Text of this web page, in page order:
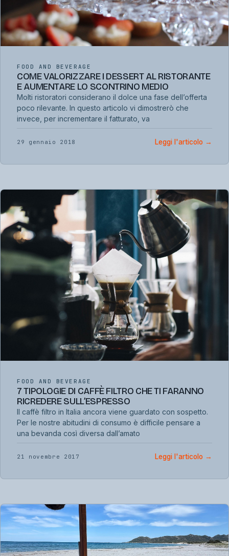
FOOD AND BEVERAGE
COME VALORIZZARE I DESSERT AL RISTORANTE
E AUMENTARE LO SCONTRINO MEDIO
Molti ristoratori considerano il dolce una fase dell’offerta
poco rilevante. In questo articolo vi dimostrerò che
invece, per incrementare il fatturato, va
29 gennaio 2018 Leggi l'articolo →
FOOD AND BEVERAGE
7 TIPOLOGIE DI CAFFÈ FILTRO CHE TI FARANNO
RICREDERE SULL’ESPRESSO
Il caffè filtro in Italia ancora viene guardato con sospetto.
Per le nostre abitudini di consumo è difficile pensare a
una bevanda così diversa dall’amato
21 novembre 2017 Leggi l'articolo →